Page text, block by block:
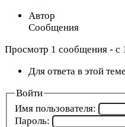
Автор
Сообщения
Просмотр 1 сообщения - с
Для ответа в этой
Войти
Имя пользователя:
Пароль: